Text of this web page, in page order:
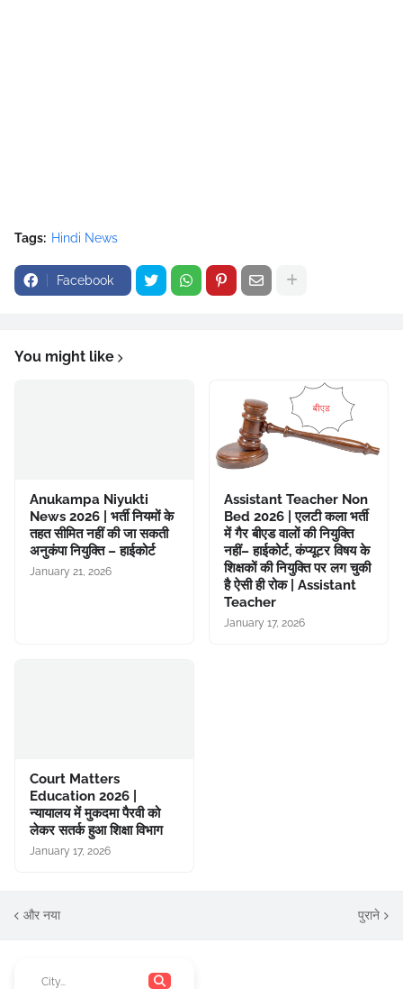
Tags: Hindi News
Facebook
You might like
Anukampa Niyukti
News 2026 | भर्ती नियमों के
तहत सीमित नहीं की जा सकती
अनुकंपा नियुक्ति – हाईकोर्ट
January 21, 2026
Assistant Teacher Non
Bed 2026 | एलटी कला भर्ती
में गैर बीएड वालों की नियुक्ति
नहीं– हाईकोर्ट, कंप्यूटर विषय के
शिक्षकों की नियुक्ति पर लग चुकी
है ऐसी ही रोक | Assistant
Teacher
January 17, 2026
Court Matters
Education 2026 |
न्यायालय में मुकदमा पैरवी को
लेकर सतर्क हुआ शिक्षा विभाग
January 17, 2026
और नया पुराने